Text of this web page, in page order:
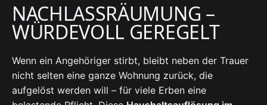
NACHLASSRÄUMUNG –
WÜRDEVOLL GEREGELT
Wenn ein Angehöriger stirbt, bleibt neben der Trauer
nicht selten eine ganze Wohnung zurück, die
aufgelöst werden will – für viele Erben eine